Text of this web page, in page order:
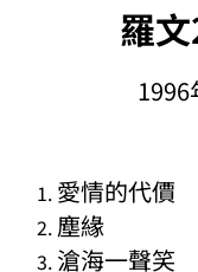
羅
愛情的代價
塵緣
滄海一聲笑